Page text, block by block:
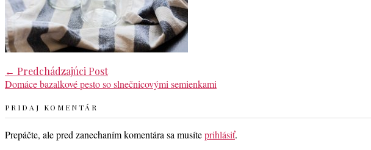
Post
navigation
← Predchádzajúci Post
Domáce bazalkové pesto so slnečnicovými semienkami
PRIDAJ KOMENTÁR
Prepáčte, ale pred zanechaním komentára sa musíteprihlásiť.